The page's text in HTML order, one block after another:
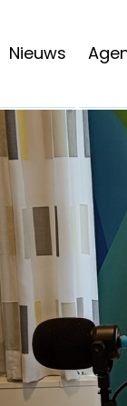
Nieuws